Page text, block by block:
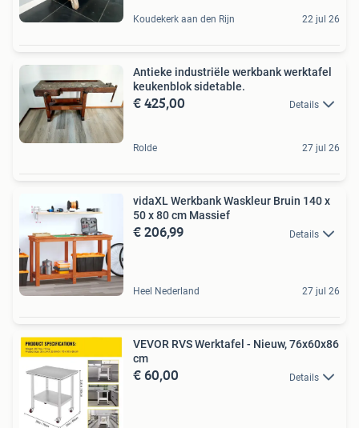
Koudekerk aan den Rijn 22 jul 26
Antieke industriële werkbank werktafel
keukenblok sidetable.
€ 425,00 Details
Rolde 27 jul 26
vidaXL Werkbank Waskleur Bruin 140 x
50 x 80 cm Massief
€ 206,99 Details
Heel Nederland 27 jul 26
VEVOR RVS Werktafel - Nieuw, 76x60x86
cm
€ 60,00 Details